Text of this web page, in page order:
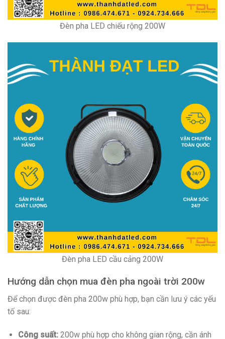
Đèn pha LED chiếu rộng 200W
Đèn pha LED cầu cảng 200W
Hướng dẫn chọn mua đèn pha ngoài trời 200w
Để chọn được đèn pha 200w phù hợp, bạn cần lưu ý các yếu
tố sau:
Công suất:200w phù hợp cho không gian rộng, cần ánh